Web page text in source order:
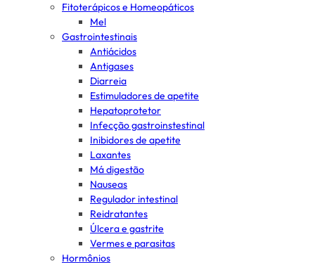
Fitoterápicos e Homeopáticos
Mel
Gastrointestinais
Antiácidos
Antigases
Diarreia
Estimuladores de apetite
Hepatoprotetor
Infecção gastroinstestinal
Inibidores de apetite
Laxantes
Má digestão
Nauseas
Regulador intestinal
Reidratantes
Úlcera e gastrite
Vermes e parasitas
Hormônios